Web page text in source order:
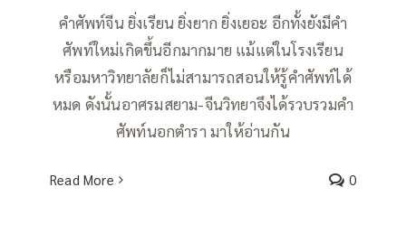
คำศัพท์จีน ยิ่งเรียน ยิ่งยาก ยิ่งเยอะ อีกทั้งยังมีคำ
ศัพท์ใหม่เกิดขึ้นอีกมากมาย แม้แต่ในโรงเรียน
หรือมหาวิทยาลัยก็ไม่สามารถสอนให้รู้คำศัพท์ได้
หมด ดังนั้นอาศรมสยาม-จีนวิทยาจึงได้รวบรวมคำ
ศัพท์นอกตำรา มาให้อ่านกัน
Read More 0